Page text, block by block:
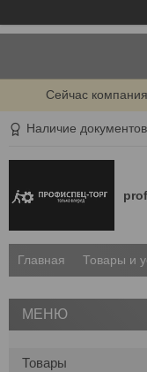
Сейчас
Наличие документов
Главная Товары и
Товары